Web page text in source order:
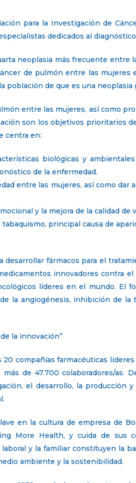
para la Investigación de
dedicados al
neoplasia más frecuente
de pulmón entre las mujeres
población de que es una
entre las mujeres, así como
son los objetivos prioritarios
centra en:
biológicas y
de la enfermedad.
entre las mujeres, así como dar
y la mejora de la calidad
principal causa de
fármacos para el
innovadores contra
líderes en el mundo. El
la angiogénesis, inhibición de
la innovación”
compañías farmacéuticas
de 47.700 colaboradores/as.
el desarrollo, la producción
en la cultura de empresa de
More Health, y cuida de sus
y la familiar constituyen la
ambiente y la sostenibilidad.